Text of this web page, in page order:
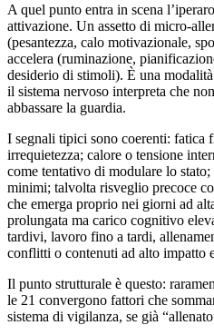
A quel punto entra in scena
attivazione. Un assetto di micro-
(pesantezza, calo motivazionale,
accelera (ruminazione,
desiderio di stimoli). È una
il sistema nervoso interpreta che
abbassare la guardia.
I segnali tipici sono coerenti: fatica
irrequietezza; calore o tensione
come tentativo di modulare lo
minimi; talvolta risveglio precoce
che emerga proprio nei giorni ad
prolungata ma carico cognitivo
tardivi, lavoro fino a tardi,
conflitti o contenuti ad alto impatto
Il punto strutturale è questo:
le 21 convergono fattori che
sistema di vigilanza, se già